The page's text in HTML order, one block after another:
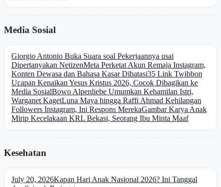
Media Sosial
Giorgio Antonio Buka Suara soal Pekerjaannya usai
Dipertanyakan NetizenMeta Perketat Akun Remaja Instagram,
Konten Dewasa dan Bahasa Kasar Dibatasi35 Link Twibbon
Ucapan Kenaikan Yesus Kristus 2026, Cocok Dibagikan ke
Media SosialBowo Alpenliebe Umumkan Kehamilan Istri,
Warganet KagetLuna Maya hingga Raffi Ahmad Kehilangan
Followers Instagram, Ini Respons MerekaGambar Karya Anak
Mirip Kecelakaan KRL Bekasi, Seorang Ibu Minta Maaf
Kesehatan
July 20, 2026Kapan Hari Anak Nasional 2026? Ini Tanggal